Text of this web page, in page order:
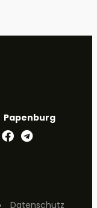
Papenburg
Datenschutz